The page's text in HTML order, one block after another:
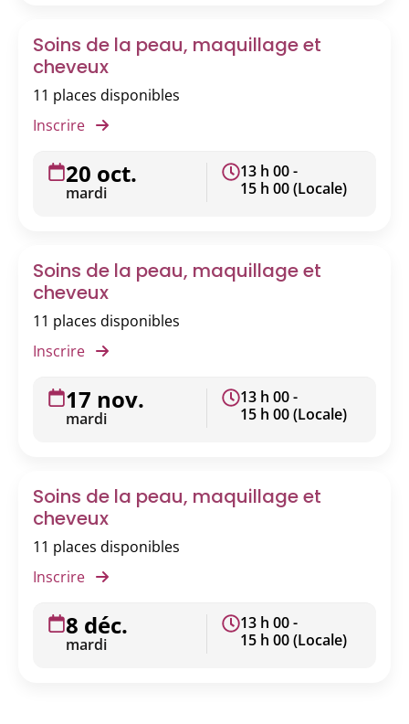
Soins de la peau, maquillage et
cheveux
11 places disponibles
Inscrire
20 oct.
mardi
13 h 00 -
15 h 00 (Locale)
Soins de la peau, maquillage et
cheveux
11 places disponibles
Inscrire
17 nov.
mardi
13 h 00 -
15 h 00 (Locale)
Soins de la peau, maquillage et
cheveux
11 places disponibles
Inscrire
8 déc.
mardi
13 h 00 -
15 h 00 (Locale)